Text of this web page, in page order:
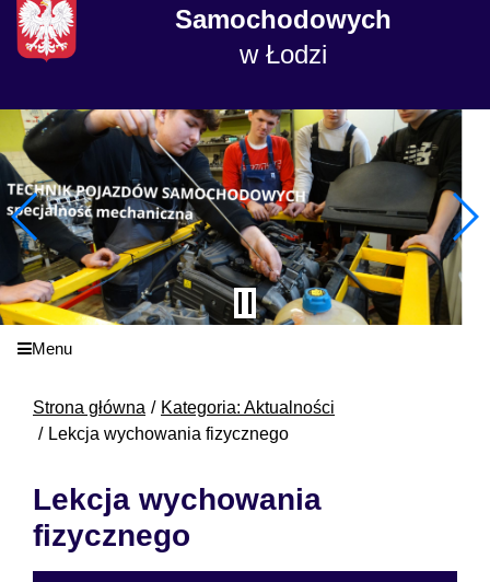
Samochodowych
w Łodzi
Menu
Strona główna
Kategoria: Aktualności
Lekcja wychowania fizycznego
Lekcja wychowania
fizycznego